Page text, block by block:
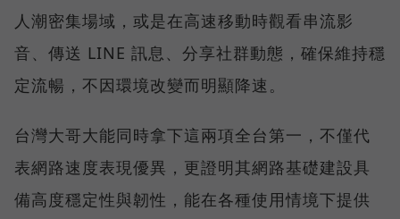
人潮密集場域，或是在高速移動時觀看串流影
音、傳送 LINE 訊息、分享社群動態，確保維持穩
定流暢，不因環境改變而明顯降速。
台灣大哥大能同時拿下這兩項全台第一，不僅代
表網路速度表現優異，更證明其網路基礎建設具
備高度穩定性與韌性，能在各種使用情境下提供